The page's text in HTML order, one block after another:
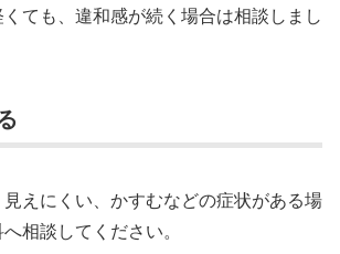
ても、違和感が続く場合は相談しまし
えにくい、かすむなどの症状がある場
相談してください。